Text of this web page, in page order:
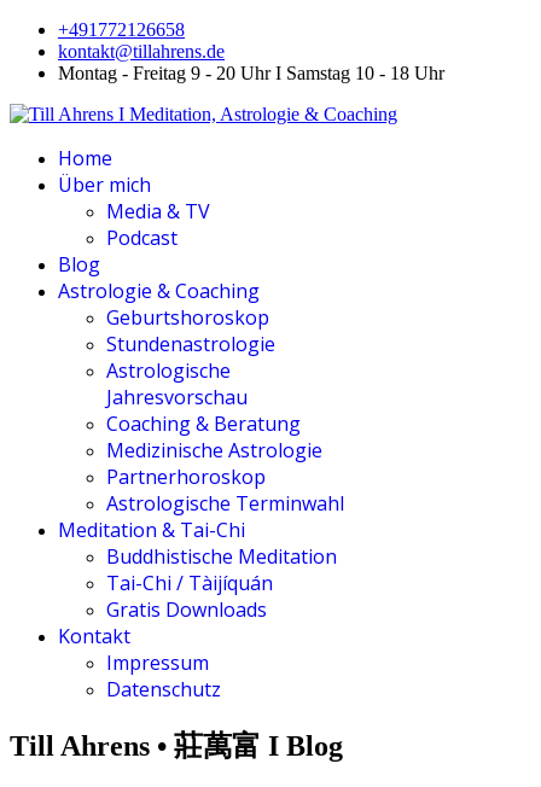
+491772126658
kontakt@tillahrens.de
Montag - Freitag 9 - 20 Uhr I Samstag 10 - 18 Uhr
Home
Über mich
Media & TV
Podcast
Blog
Astrologie & Coaching
Geburtshoroskop
Stundenastrologie
Astrologische
Jahresvorschau
Coaching & Beratung
Medizinische Astrologie
Partnerhoroskop
Astrologische Terminwahl
Meditation & Tai-Chi
Buddhistische Meditation
Tai-Chi / Tàijíquán
Gratis Downloads
Kontakt
Impressum
Datenschutz
Till Ahrens • 莊萬富 I Blog